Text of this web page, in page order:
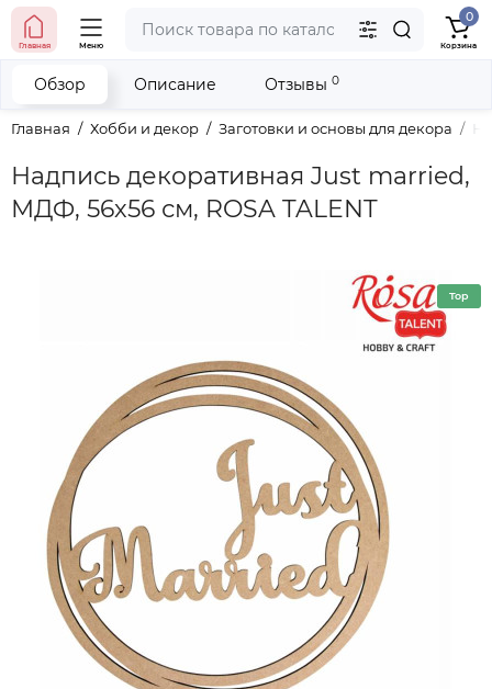
тел. (098) 673-42-06
наши контакты
Главная Меню
0
Корзина
Главная Хобби и декор Заготовки и основы для декора
Надпись декоративная Just married,
МДФ, 56х56 см, ROSA TALENT
Обзор Описание Отзывы 0
Top